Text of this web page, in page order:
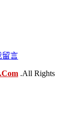
留言
.Com .All Rights